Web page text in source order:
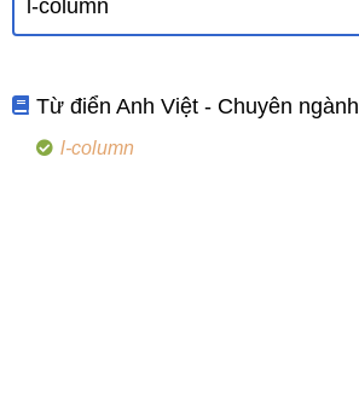
Từ điển Anh Việt - Chuyên ngành
l-column